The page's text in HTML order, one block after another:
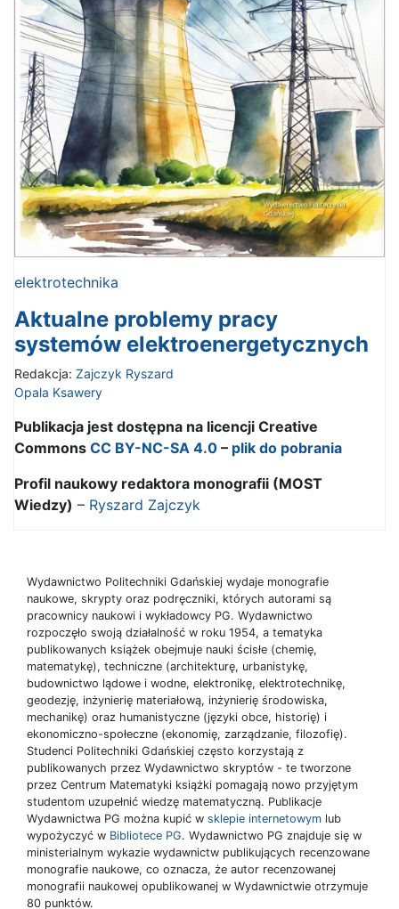
elektrotechnika
Aktualne problemy pracy
systemów elektroenergetycznych
Redakcja: Zajczyk Ryszard
Opala Ksawery
Publikacja jest dostępna na licencji Creative
Commons CC BY-NC-SA 4.0 – plik do pobrania
Profil naukowy redaktora monografii (MOST
Wiedzy) – Ryszard Zajczyk
Wydawnictwo Politechniki Gdańskiej wydaje monografie
naukowe, skrypty oraz podręczniki, których autorami są
pracownicy naukowi i wykładowcy PG. Wydawnictwo
rozpoczęło swoją działalność w roku 1954, a tematyka
publikowanych książek obejmuje nauki ścisłe (chemię,
matematykę), techniczne (architekturę, urbanistykę,
budownictwo lądowe i wodne, elektronikę, elektrotechnikę,
geodezję, inżynierię materiałową, inżynierię środowiska,
mechanikę) oraz humanistyczne (języki obce, historię) i
ekonomiczno-społeczne (ekonomię, zarządzanie, filozofię).
Studenci Politechniki Gdańskiej często korzystają z
publikowanych przez Wydawnictwo skryptów - te tworzone
przez Centrum Matematyki książki pomagają nowo przyjętym
studentom uzupełnić wiedzę matematyczną. Publikacje
Wydawnictwa PG można kupić w sklepie internetowym lub
wypożyczyć w Bibliotece PG. Wydawnictwo PG znajduje się w
ministerialnym wykazie wydawnictw publikujących recenzowane
monografie naukowe, co oznacza, że autor recenzowanej
monografii naukowej opublikowanej w Wydawnictwie otrzymuje
80 punktów.